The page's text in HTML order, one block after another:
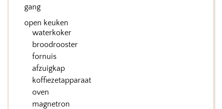
gang
open keuken
waterkoker
broodrooster
fornuis
afzuigkap
koffiezetapparaat
oven
magnetron